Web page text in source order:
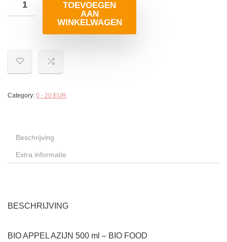
TOEVOEGEN
AAN
WINKELWAGEN
Category: 0 - 20 EUR
Beschrijving
Extra informatie
BESCHRIJVING
BIO APPEL AZIJN 500 ml – BIO FOOD